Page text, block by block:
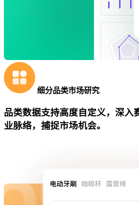
细分品类市场研究
品类数据支持高度自定义，深入
业脉络，捕捉市场机会。